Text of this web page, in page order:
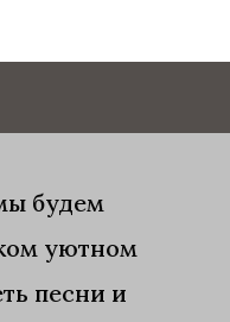
будем
уютном
песни и